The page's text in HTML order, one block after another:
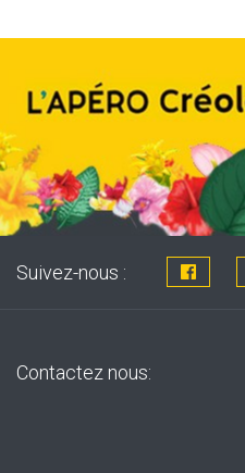
Suivez-nous :
Contactez nous: